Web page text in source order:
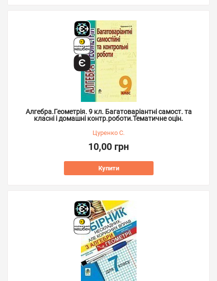
Алгебра.Геометрія. 9 кл. Багатоваріантні самост. та
класні і домашні контр.роботи.Тематичне оцін.
Цуренко С.
10,00 грн
Купити